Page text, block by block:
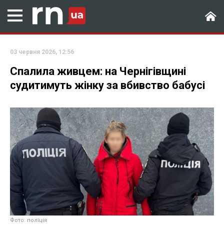
03 червня 2026, 12:56
Спалила живцем: на Чернігівщині
судитимуть жінку за вбивство бабусі
Фото: поліція